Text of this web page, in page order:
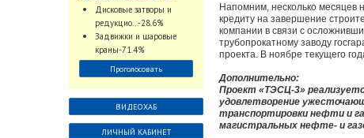
трубопроводной
арматуры наблюдается
на Российском рынке с
2024 по 2026 годы?
Дисковые затворы и
редукцио...-28.6%
Задвижки и шаровые
краны-71.4%
Проголосовать
ВИДЕОХАБ
ЛИЧНЫЙ КАБИНЕТ
Напомним, несколько месяцев
кредиту на завершение
компании в связи с
трубопрокатному заводу
проекта. В ноябре текущего
Дополнительно:
Проект «ТЭСЦ-3»
удовлетворение
транспортировки нефти и
магистральных нефте- и